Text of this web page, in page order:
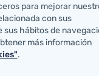
para mejorar
con sus
sus hábitos de
más información
.